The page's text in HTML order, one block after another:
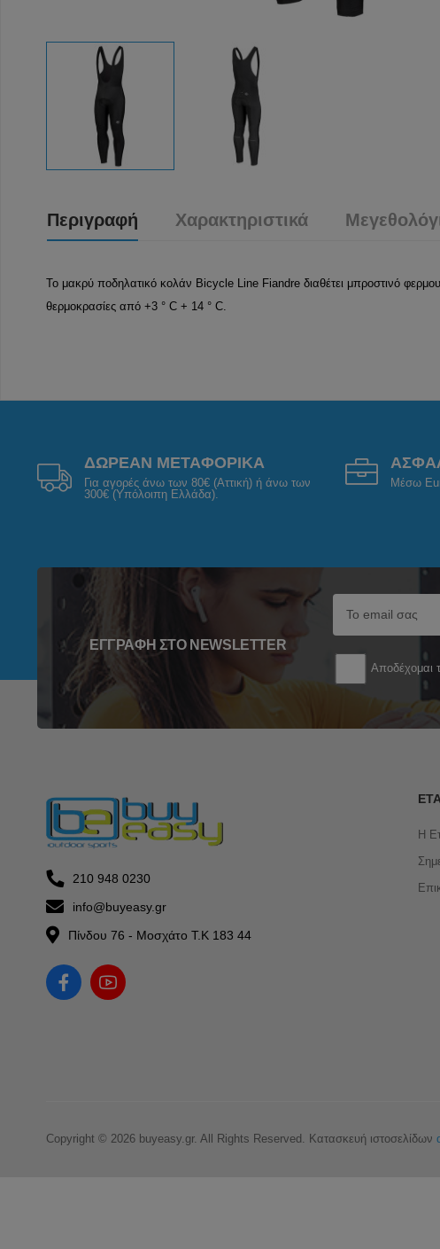
Περιγραφή Χαρακτηριστικά
Το μακρύ ποδηλατικό κολάν Bicycle Line Fiandre διαθέτει μπροστινό
θερμοκρασίες από +3 ° C + 14 ° C.
ΔΩΡΕΑΝ ΜΕΤΑΦΟΡΙΚΑ
Για αγορές άνω των 80€ (Αττική) ή άνω των
300€ (Υπόλοιπη Ελλάδα).
Μέσω
ΕΓΓΡΑΦΉ ΣΤΟ NEWSLETTER
Αποδέχομαι
210 948 0230
info@buyeasy.gr
Πίνδου 76 - Μοσχάτο Τ.Κ 183 44
Η
Copyright © 2026 buyeasy.gr. All Rights Reserved. Κατασκευή ιστοσελίδων